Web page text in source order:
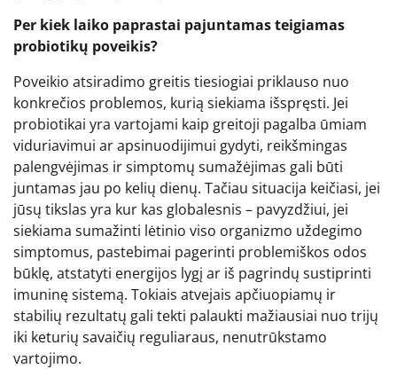
Per kiek laiko paprastai pajuntamas teigiamas
probiotikų poveikis?
Poveikio atsiradimo greitis tiesiogiai priklauso nuo
konkrečios problemos, kurią siekiama išspręsti. Jei
probiotikai yra vartojami kaip greitoji pagalba ūmiam
viduriavimui ar apsinuodijimui gydyti, reikšmingas
palengvėjimas ir simptomų sumažėjimas gali būti
juntamas jau po kelių dienų. Tačiau situacija keičiasi, jei
jūsų tikslas yra kur kas globalesnis – pavyzdžiui, jei
siekiama sumažinti lėtinio viso organizmo uždegimo
simptomus, pastebimai pagerinti problemiškos odos
būklę, atstatyti energijos lygį ar iš pagrindų sustiprinti
imuninę sistemą. Tokiais atvejais apčiuopiamų ir
stabilių rezultatų gali tekti palaukti mažiausiai nuo trijų
iki keturių savaičių reguliaraus, nenutrūkstamo
vartojimo.